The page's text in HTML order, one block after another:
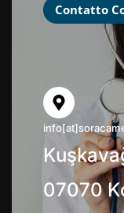
Contatto
07070